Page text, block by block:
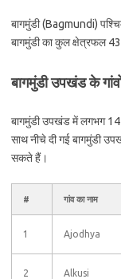
बागमुंडी (Bagmundi)
बागमुंडी का कुल क्षेत्रफल
बागमुंडी उपखंड के
बागमुंडी उपखंड में लगभग
साथ नीचे दी गई बागमुंडी
सकते हैं।
# गांव का नाम
1 Ajodhya
2 Alkusi